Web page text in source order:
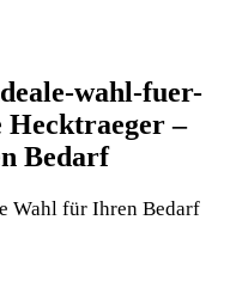
wahl-fuer-
–
Bedarf